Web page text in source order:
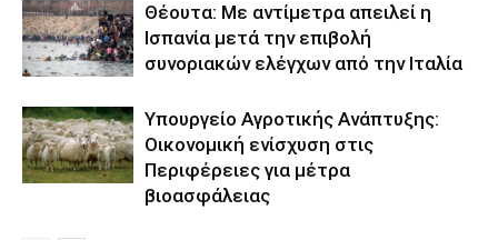
Θέουτα: Με αντίμετρα απειλεί η
Ισπανία μετά την επιβολή
συνοριακών ελέγχων από την Ιταλία
Υπουργείο Αγροτικής Ανάπτυξης:
Οικονομική ενίσχυση στις
Περιφέρειες για μέτρα
βιοασφάλειας